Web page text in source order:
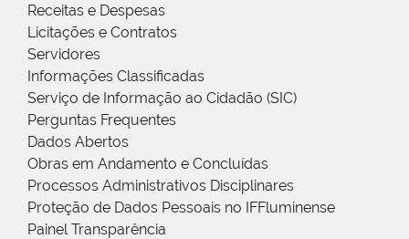
Receitas e Despesas
Licitações e Contratos
Servidores
Informações Classificadas
Serviço de Informação ao Cidadão (SIC)
Perguntas Frequentes
Dados Abertos
Obras em Andamento e Concluídas
Processos Administrativos Disciplinares
Proteção de Dados Pessoais no IFFluminense
Painel Transparência